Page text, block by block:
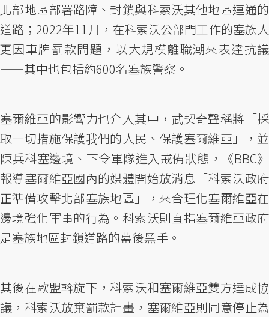
北部地區部署路障、封鎖與科索沃其他地區連通的
道路；2022年11月，在科索沃公部門工作的塞族人
更因車牌罰款問題，以大規模離職潮來表達抗議
——其中也包括約600名塞族警察。
塞爾維亞的影響力也介入其中，武契奇聲稱將「採
取一切措施保護我們的人民、保護塞爾維亞」，並
陳兵科塞邊境、下令軍隊進入戒備狀態，《BBC》
報導塞爾維亞國內的媒體開始放消息「科索沃政府
正準備攻擊北部塞族地區」，來合理化塞爾維亞在
邊境強化軍事的行為。科索沃則直指塞爾維亞政府
是塞族地區封鎖道路的幕後黑手。
其後在歐盟斡旋下，科索沃和塞爾維亞雙方達成協
議，科索沃放棄罰款計畫，塞爾維亞則同意停止為